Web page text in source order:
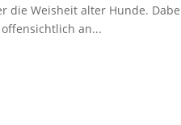
die Weisheit alter Hunde.
an...